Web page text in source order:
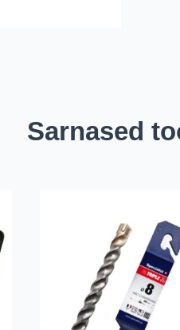
Sarnased